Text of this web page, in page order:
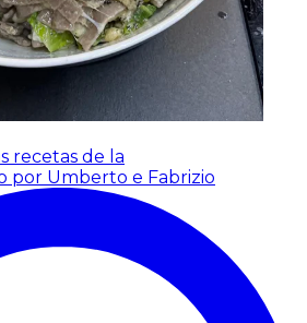
recetas de la
por Umberto e Fabrizio